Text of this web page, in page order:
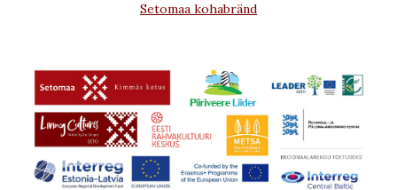
Setomaa kohabränd